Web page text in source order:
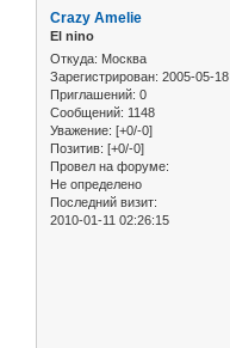
Crazy Amelie
El nino
Откуда: Москва
Зарегистрирован: 2005-05-18
Приглашений: 0
Сообщений: 1148
Уважение: [+0/-0]
Позитив: [+0/-0]
Провел на форуме:
Не определено
Последний визит:
2010-01-11 02:26:15